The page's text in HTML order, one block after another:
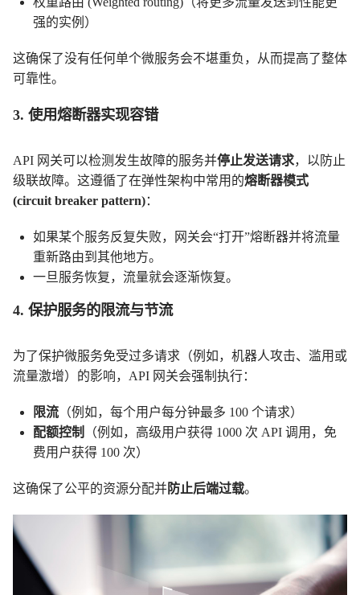
强的实例）
这确保了没有任何单个微服务会不堪重负，从而提高了整体
可靠性。
3. 使用熔断器实现容错
API 网关可以检测发生故障的服务并停止发送请求，以防止
级联故障。这遵循了在弹性架构中常用的熔断器模式
(circuit breaker pattern)：
如果某个服务反复失败，网关会“打开”熔断器并将流量
重新路由到其他地方。
一旦服务恢复，流量就会逐渐恢复。
4. 保护服务的限流与节流
为了保护微服务免受过多请求（例如，机器人攻击、滥用或
流量激增）的影响，API 网关会强制执行：
限流 （例如，每个用户每分钟最多 100 个请求）
配额控制
（例如，高级用户获得 1000 次 API 调用，免
费用户获得 100 次）
这确保了公平的资源分配并防止后端过载。